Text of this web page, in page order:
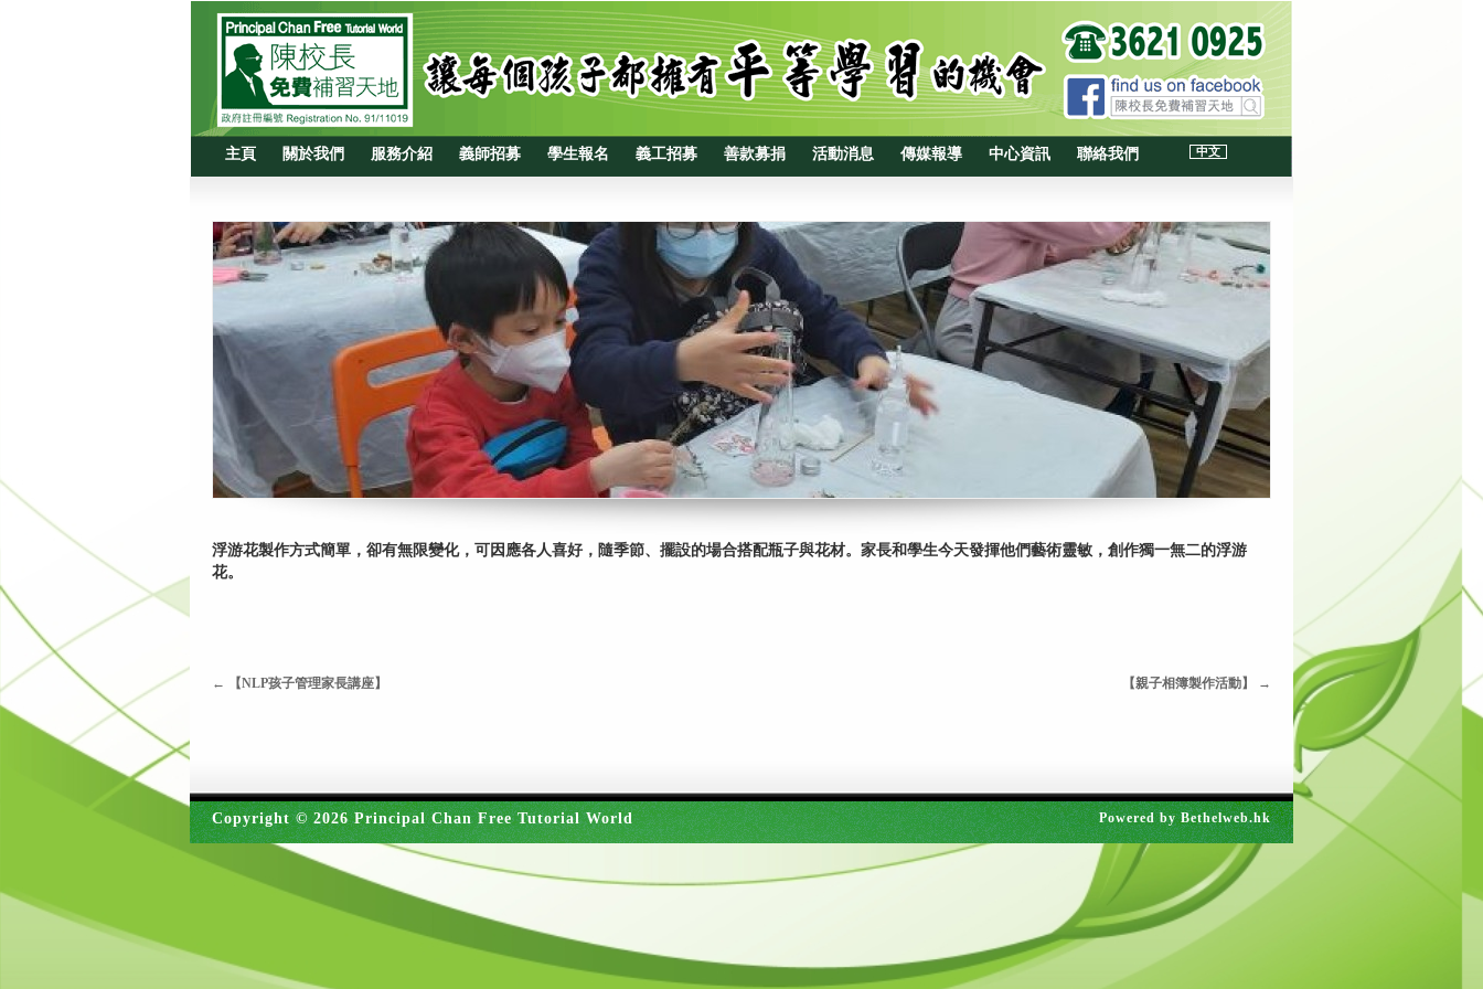
中文
主頁 關於我們 服務介紹 義師招募 學生報名 義工招募 善款募捐 活動消息 傳媒報導 中心資訊 聯絡我們
浮游花製作方式簡單，卻有無限變化，可因應各人喜好，隨季節、擺設的場合搭配瓶子與花材。家長和學生今天發揮他們藝術靈敏，創作獨一無二的浮游
花。
← 【NLP孩子管理家長講座】 【親子相簿製作活動】 →
Copyright © 2026 Principal Chan Free Tutorial World Powered byBethelweb.hk